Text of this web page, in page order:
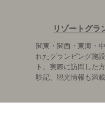
リゾートグラ
関東・関西・東海・
れたグランピング施
ト。実際に訪問した
験記、観光情報も満載